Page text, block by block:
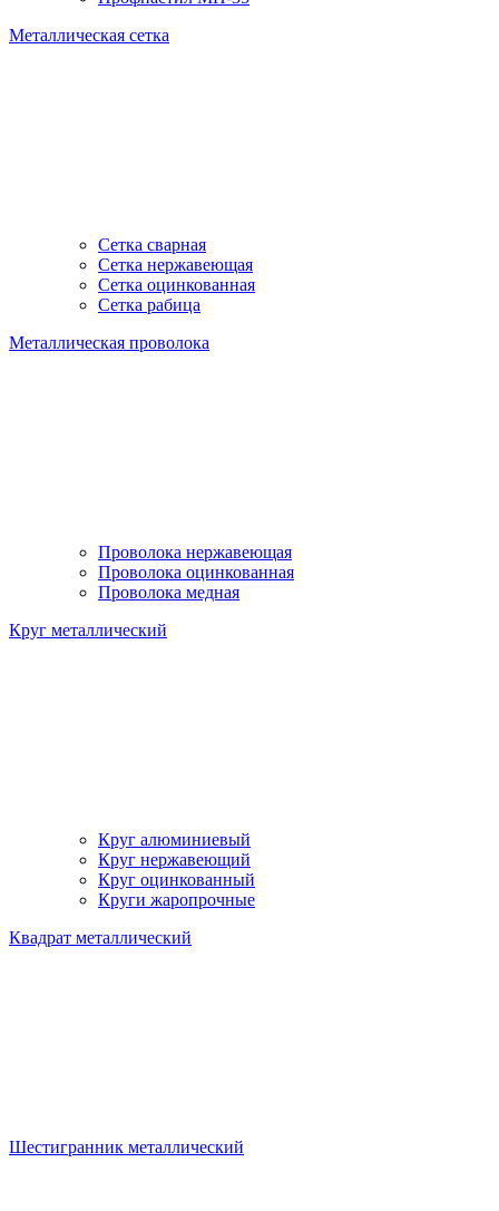
Металлическая сетка
Сетка сварная
Сетка нержавеющая
Сетка оцинкованная
Сетка рабица
Металлическая проволока
Проволока нержавеющая
Проволока оцинкованная
Проволока медная
Круг металлический
Круг алюминиевый
Круг нержавеющий
Круг оцинкованный
Круги жаропрочные
Квадрат металлический
Шестигранник металлический